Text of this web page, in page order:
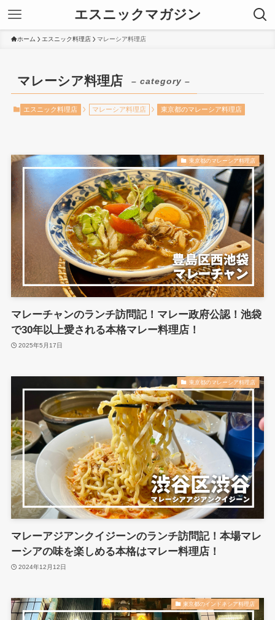
エスニックマガジン
ホーム エスニック料理店 マレーシア料理店
マレーシア料理店 – category –
エスニック料理店 マレーシア料理店 東京都のマレーシア料理店
東京都のマレーシア料理店
マレーチャンのランチ訪問記！マレー政府公認！池袋
で30年以上愛される本格マレー料理店！
2025年5月17日
東京都のマレーシア料理店
マレーアジアンクイジーンのランチ訪問記！本場マレ
ーシアの味を楽しめる本格はマレー料理店！
2024年12月12日
東京都のインドネシア料理店